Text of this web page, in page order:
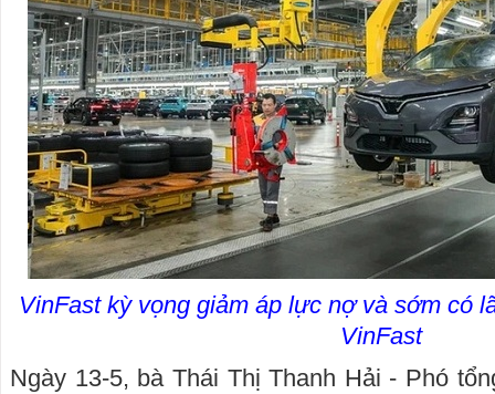
VinFast kỳ vọng giảm áp lực nợ và sớm có
VinFast
Ngày 13-5, bà Thái Thị Thanh Hải - Phó